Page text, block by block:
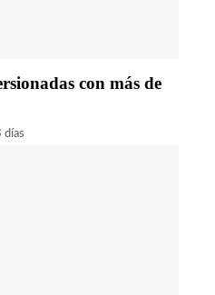
con más de
días